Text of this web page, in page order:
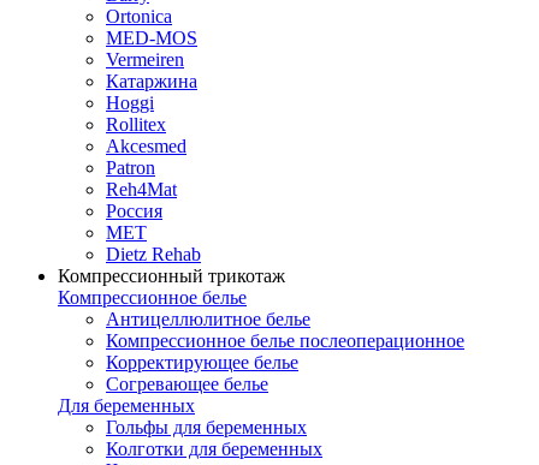
Ortonica
MED-MOS
Vermeiren
Катаржина
Hoggi
Rollitex
Akcesmed
Patron
Reh4Mat
Россия
МЕТ
Dietz Rehab
Компрессионный трикотаж
Компрессионное белье
Антицеллюлитное белье
Компрессионное белье послеоперационное
Корректирующее белье
Согревающее белье
Для беременных
Гольфы для беременных
Колготки для беременных